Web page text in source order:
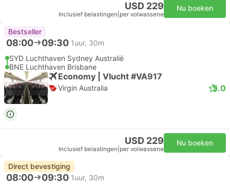
USD 229
Inclusief belastingen per volwassene
Nu boeken
Bestseller
08:00 09:30 1uur, 30m
SYD Luchthaven Sydney Australië
BNE Luchthaven Brisbane
Economy | Vlucht #VA917
Virgin Australia 5.0
USD 229
Inclusief belastingen per volwassene
Nu boeken
Direct bevestiging
08:00 09:30 1uur, 30m